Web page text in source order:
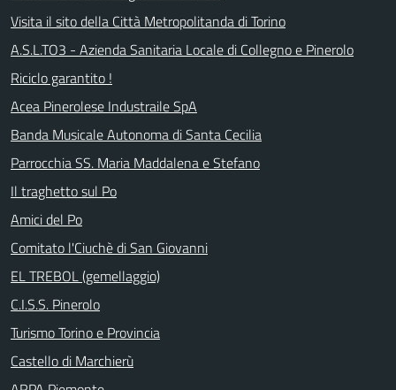
Visita il sito della Città Metropolitanda di Torino
A.S.L.TO3 - Azienda Sanitaria Locale di Collegno e Pinerolo
Riciclo garantito !
Acea Pinerolese Industraile SpA
Banda Musicale Autonoma di Santa Cecilia
Parrocchia SS. Maria Maddalena e Stefano
Il traghetto sul Po
Amici del Po
Comitato l'Ciuchè di San Giovanni
EL TREBOL (gemellaggio)
C.I.S.S. Pinerolo
Turismo Torino e Provincia
Castello di Marchierù